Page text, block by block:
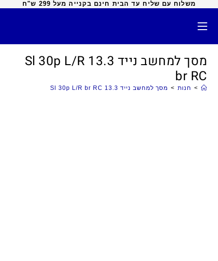
משלוח עם שליח עד הבית חינם בקנייה מעל 299 ש"ח
מסך למחשב נייד 13.3 Sl 30p L/R
br RC
> חנות > מסך למחשב נייד 13.3 Sl 30p L/R br RC